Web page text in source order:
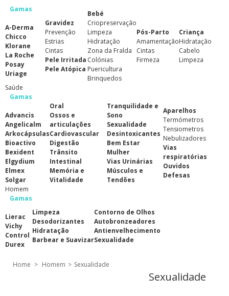
Gamas
A-Derma
Chicco
Klorane
La Roche
Posay
Uriage
Gravidez
Prevenção
Estrias
Cintas
Pele Irritada
Pele Atópica
Bebé
Criopreservação
Limpeza
Hidratação
Zona da Fralda
Colónias
Puericultura
Brinquedos
Pós-Parto
Amamentação
Cintas
Firmeza
Criança
Hidratação
Cabelo
Limpeza
Saúde
Gamas
Advancis
Angelicalm
Arkocápsulas
Bioactivo
Bexident
Elgydium
Elmex
Solgar
Oral
Ossos e
articulações
Cardiovascular
Digestão
Trânsito
Intestinal
Memória e
Vitalidade
Tranquilidade e
Sono
Sexualidade
Desintoxicantes
Bem Estar
Mulher
Vias Urinárias
Músculos e
Tendões
Aparelhos
Termómetros
Tensiometros
Nebulizadores
Vias
respiratórias
Ouvidos
Defesas
Homem
Gamas
Lierac
Vichy
Control
Durex
Limpeza
Desodorizantes
Hidratação
Barbear e Suavizar
Contorno de Olhos
Autobronzeadores
Antienvelhecimento
Sexualidade
Home > Homem > Sexualidade
Sexualidade